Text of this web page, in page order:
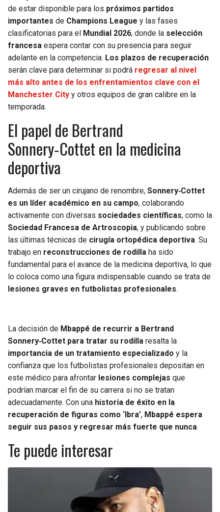
de estar disponible para los próximos partidos
importantes de Champions League y las fases
clasificatorias para el Mundial 2026, donde la selección
francesa espera contar con su presencia para seguir
adelante en la competencia. Los plazos de recuperación
serán clave para determinar si podrá regresar al nivel
más alto antes de los enfrentamientos clave con el
Manchester City y otros equipos de gran calibre en la
temporada.
El papel de Bertrand
Sonnery‑Cottet en la medicina
deportiva
Además de ser un cirujano de renombre, Sonnery‑Cottet
es un líder académico en su campo, colaborando
activamente con diversas sociedades científicas, como la
Sociedad Francesa de Artroscopia, y publicando sobre
las últimas técnicas de cirugía ortopédica deportiva. Su
trabajo en reconstrucciones de rodilla ha sido
fundamental para el avance de la medicina deportiva, lo que
lo coloca como una figura indispensable cuando se trata de
lesiones graves en futbolistas profesionales.
La decisión de Mbappé de recurrir a Bertrand
Sonnery‑Cottet para tratar su rodilla resalta la
importancia de un tratamiento especializado y la
confianza que los futbolistas profesionales depositan en
este médico para afrontar lesiones complejas que
podrían marcar el fin de su carrera si no se tratan
adecuadamente. Con una historia de éxito en la
recuperación de figuras como ‘Ibra’, Mbappé espera
seguir sus pasos y regresar más fuerte que nunca.
Te puede interesar